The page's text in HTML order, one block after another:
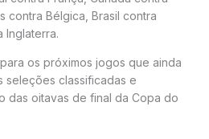
contra Bélgica, Brasil contra
Inglaterra.
os próximos jogos que ainda
seleções classificadas e
das oitavas de final da Copa do